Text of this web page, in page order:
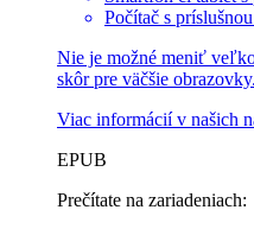
Počítač s
Nie je možné meniť
skôr pre väčšie obrazovky.
Viac informácií v našich
EPUB
Prečítate na zariadeniach: